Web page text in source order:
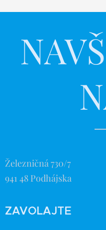
Železničná 730/7
941 48 Podhájska
ZAVOLAJTE